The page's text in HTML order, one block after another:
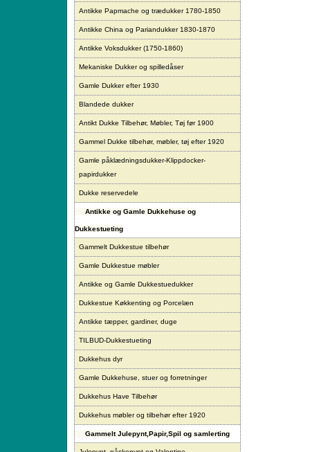
Antikke Papmache og trædukker 1780-1850
Antikke China og Pariandukker 1830-1870
Antikke Voksdukker (1750-1860)
Mekaniske Dukker og spilledåser
Gamle Dukker efter 1930
Blandede dukker
Antikt Dukke Tilbehør, Møbler, Tøj før 1900
Gammel Dukke tilbehør, møbler, tøj efter 1920
Gamle påklædningsdukker-Klippdocker-
papirdukker
Dukke reservedele
Antikke og Gamle Dukkehuse og
Dukkestueting
Gammelt Dukkestue tilbehør
Gamle Dukkestue møbler
Antikke og Gamle Dukkestuedukker
Dukkestue Køkkenting og Porcelæn
Antikke tæpper, gardiner, duge
TILBUD-Dukkestueting
Dukkehus dyr
Gamle Dukkehuse, stuer og forretninger
Dukkehus Have Tilbehør
Dukkehus møbler og tilbehør efter 1920
Gammelt Julepynt,Papir,Spil og samlerting